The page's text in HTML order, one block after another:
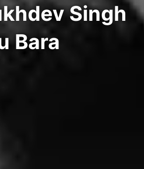
Singh
Bara